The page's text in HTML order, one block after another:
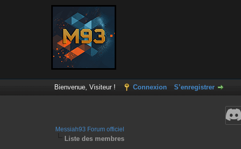
Bienvenue, Visiteur ! Connexion S’enregistrer
Messiah93 Forum officiel
Liste des membres